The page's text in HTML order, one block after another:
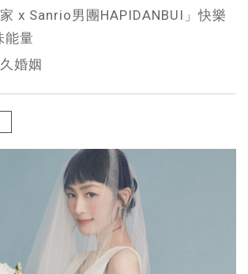
家 x Sanrio男團HAPIDANBUI」快樂
能量
婚姻